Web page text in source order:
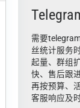
需要
丝统计服务
起量、群组
快、售后跟
再按预算、
客服响应及